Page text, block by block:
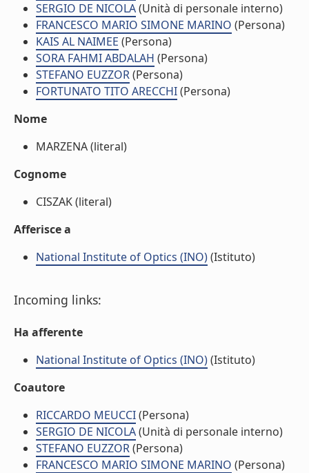
SERGIO DE NICOLA(Unità di personale interno)
FRANCESCO MARIO SIMONE MARINO (Persona)
KAIS AL NAIMEE (Persona)
SORA FAHMI ABDALAH (Persona)
STEFANO EUZZOR(Persona)
FORTUNATO TITO ARECCHI(Persona)
Nome
MARZENA (literal)
Cognome
CISZAK (literal)
Afferisce a
National Institute of Optics (INO)(Istituto)
Incoming links:
Ha afferente
National Institute of Optics (INO)(Istituto)
Coautore
RICCARDO MEUCCI(Persona)
SERGIO DE NICOLA(Unità di personale interno)
STEFANO EUZZOR(Persona)
FRANCESCO MARIO SIMONE MARINO (Persona)